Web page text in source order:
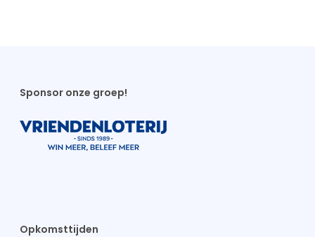
Sponsor onze groep!
Opkomsttijden